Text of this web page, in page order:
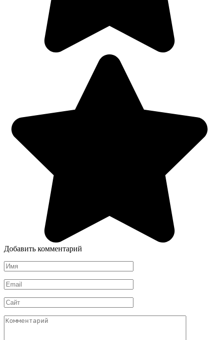
Добавить комментарий
Имя
*
Email
*
Сайт
Комментарий